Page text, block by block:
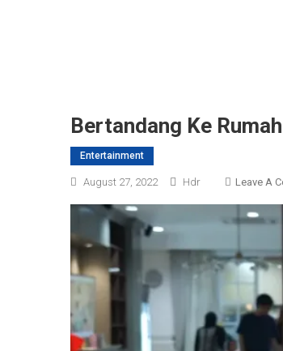
Bertandang Ke
Entertainment
August 27, 2022 Hdr Leave A